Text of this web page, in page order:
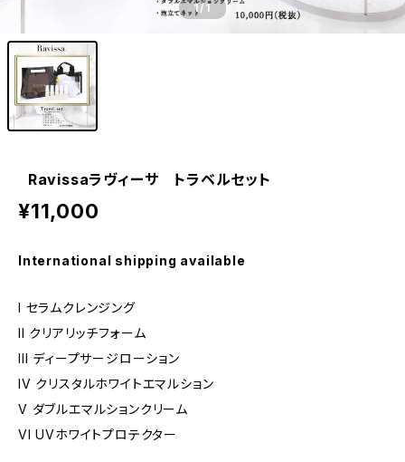
1/1
Ravissaラヴィーサ トラベルセット
¥11,000
International shipping available
I セラムクレンジング
II クリアリッチフォーム
III ディープサージローション
IV クリスタルホワイトエマルション
V ダブルエマルションクリーム
VI UVホワイトプロテクター